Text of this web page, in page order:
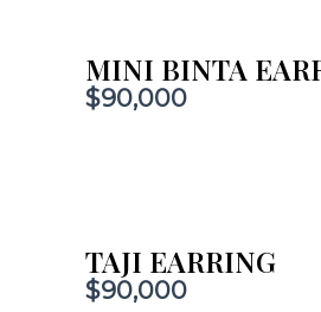
MINI BINTA
$90,000
TAJI EARRING
$90,000